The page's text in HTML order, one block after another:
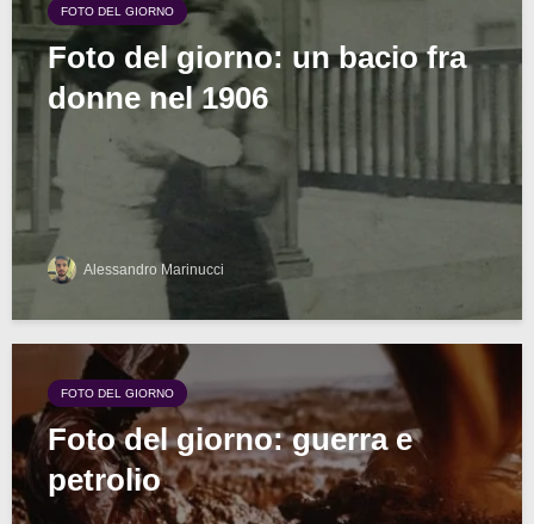
FOTO DEL GIORNO
Foto del giorno: un bacio fra
donne nel 1906
Alessandro Marinucci
FOTO DEL GIORNO
Foto del giorno: guerra e
petrolio